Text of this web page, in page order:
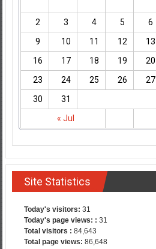
« Jul
2
3 4 5 6
9
10 11 12 13
16
17 18 19 20
23
24 25 26 27
30
31
Site Statistics
Today's visitors: 31
Today's page views: : 31
Total visitors : 84,643
Total page views: 86,648